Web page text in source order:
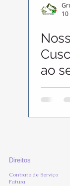
ao
Direitos
Contrato de Serviço
Fatura